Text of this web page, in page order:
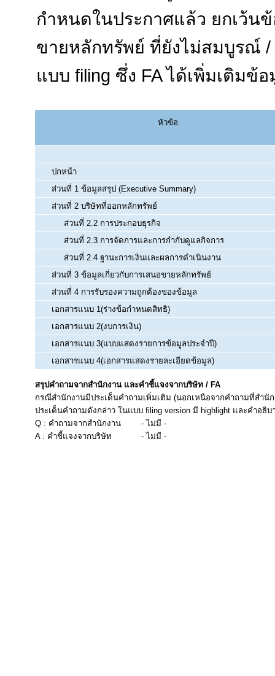
กำหนดในประกาศแล้ว ยกเว้น
ขายหลักทรัพย์ ที่ยังไม่สมบูรณ์
แบบ filing ซึ่ง FA ได้เพิ่มเติมข้
หัวข้อ
ปกหน้า
ส่วนที่ 1 ข้อมูลสรุป (Executive Summary)
ส่วนที่ 2 บริษัทที่ออกหลักทรัพย์
ส่วนที่ 2.2 การประกอบธุรกิจ
ส่วนที่ 2.3 การจัดการและการกำกับดูแลกิจการ
ส่วนที่ 2.4 ฐานะการเงินและผลการดำเนินงาน
ส่วนที่ 3 ข้อมูลเกี่ยวกับการเสนอขายหลักทรัพย์
ส่วนที่ 4 การรับรองความถูกต้องของข้อมูล
เอกสารแนบ 1(ร่างข้อกำหนดสิทธิ)
เอกสารแนบ 2(งบการเงิน)
เอกสารแนบ 3(แบบแสดงรายการข้อมูลประจำปี)
เอกสารแนบ 4(เอกสารแสดงรายละเอียดข้อมูล)
สรุปคำถามจากสำนักงาน และคำชี้แจงจากบริษัท / FA
กรณีสำนักงานมีประเด็นคำถามเพิ่มเติม (นอกเหนือจากคำถามที่สำ
ประเด็นคำถามดังกล่าว ในแบบ filing version มี highlight และคำอธิ
Q : คำถามจากสำนักงาน
- ไม่มี -
A : คำชี้แจงจากบริษัท
- ไม่มี -